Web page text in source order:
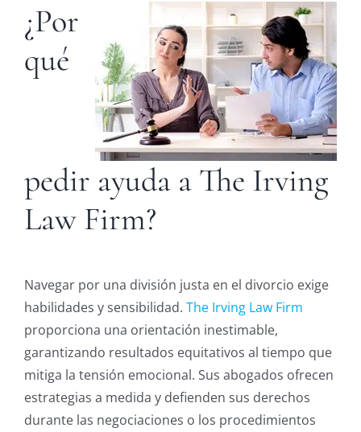
¿Por
qué
pedir ayuda a The Irving
Law Firm?
Navegar por una división justa en el divorcio exige
habilidades y sensibilidad. The Irving Law Firm
proporciona una orientación inestimable,
garantizando resultados equitativos al tiempo que
mitiga la tensión emocional. Sus abogados ofrecen
estrategias a medida y defienden sus derechos
durante las negociaciones o los procedimientos